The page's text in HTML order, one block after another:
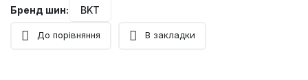
Бренд шин: BKT
До порівняння В закладки